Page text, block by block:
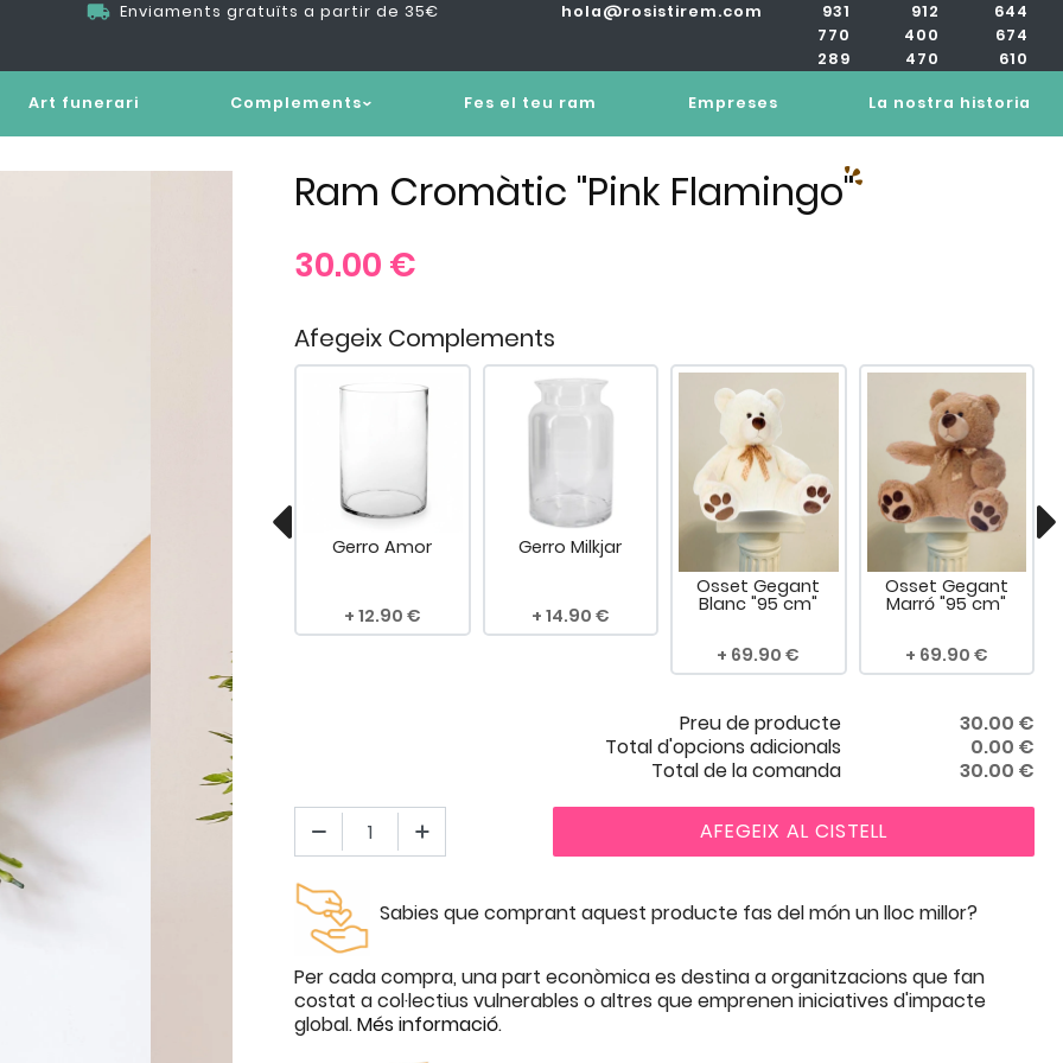
Enviaments gratuïts a partir de 35€ hola@rosistirem.com
931
770
289
912
400
470
644
674
610
Art funerari Complements Fes el teu ram Empreses La nostra historia
Ram Cromàtic "Pink Flamingo"
30.00 €
Afegeix Complements
Dedicatòria Gerro Amor
12.90
Gerro Milkjar
14.90
Osset Gegant
Blanc "95 cm"
69.90
Osset Gegant
Marró "95 cm"
69.90
Preu de producte 30.00 €
Total d'opcions adicionals
0.00 €
Total de la comanda
30.00 €
AFEGEIX AL CISTELL
Sabies que comprant aquest producte fas del món un lloc millor?
Per cada compra, una part econòmica es destina a organitzacions que fan
costat a col·lectius vulnerables o altres que emprenen iniciatives d'impacte
global.Més informació.